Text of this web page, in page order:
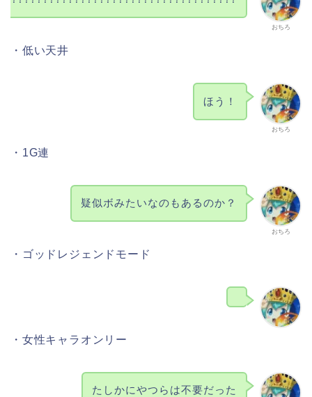
おちろ
・低い天井
おちろ
ほう！
・1G連
おちろ
疑似ボみたいなのもあるのか？
・ゴッドレジェンドモード
・女性キャラオンリー
たしかにやつらは不要だった